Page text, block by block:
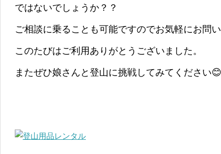
ではないでしょうか？？
ご相談に乗ることも可能ですのでお気軽にお問
このたびはご利用ありがとうございました。
またぜひ娘さんと登山に挑戦してみてください😊